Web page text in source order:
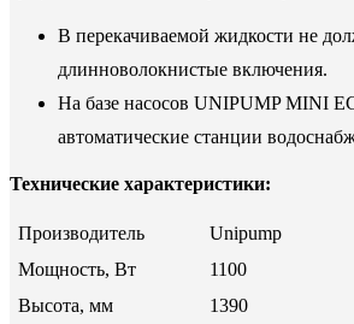
В перекачиваемой жидкости не
длинноволокнистые включения.
На базе насосов UNIPUMP MINI
автоматические станции
Технические характеристики:
Производитель
Unipump
Мощность, Вт
1100
Высота, мм
1390